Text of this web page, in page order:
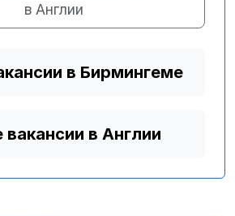
в Англии
в Бирмингеме
вакансии в Англии